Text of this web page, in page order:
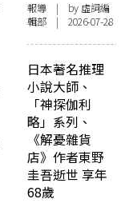
報導 | by 虛詞編
輯部 | 2026-07-28
日本著名推理
小說大師、
「神探伽利
略」系列、
《解憂雜貨
店》作者東野
圭吾逝世 享年
68歲